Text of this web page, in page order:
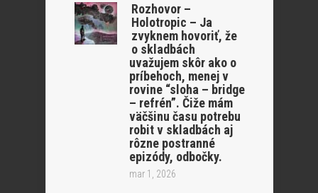
Rozhovor –
Holotropic – Ja
zvyknem hovoriť, že
o skladbách
uvažujem skôr ako o
príbehoch, menej v
rovine “sloha – bridge
– refrén”. Čiže mám
väčšinu času potrebu
robit v skladbách aj
rôzne postranné
epizódy, odbočky.
mar 1, 2026